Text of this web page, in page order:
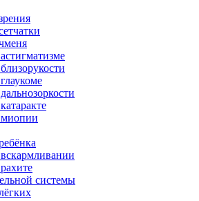
системы